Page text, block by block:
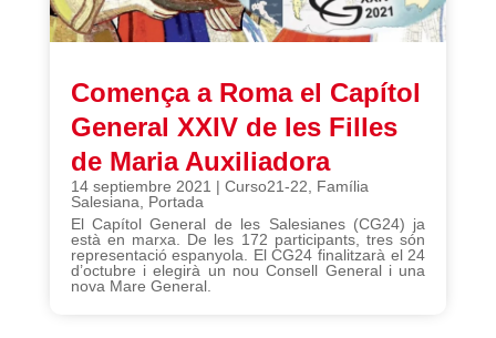
Comença a Roma el Capítol
General XXIV de les Filles
de Maria Auxiliadora
14 septiembre 2021 | Curso21-22
Família
Salesiana
Portada
El Capítol General de les Salesianes (CG24) ja
està en marxa. De les 172 participants, tres són
representació espanyola. El CG24 finalitzarà el 24
d’octubre i elegirà un nou Consell General i una
nova Mare General.